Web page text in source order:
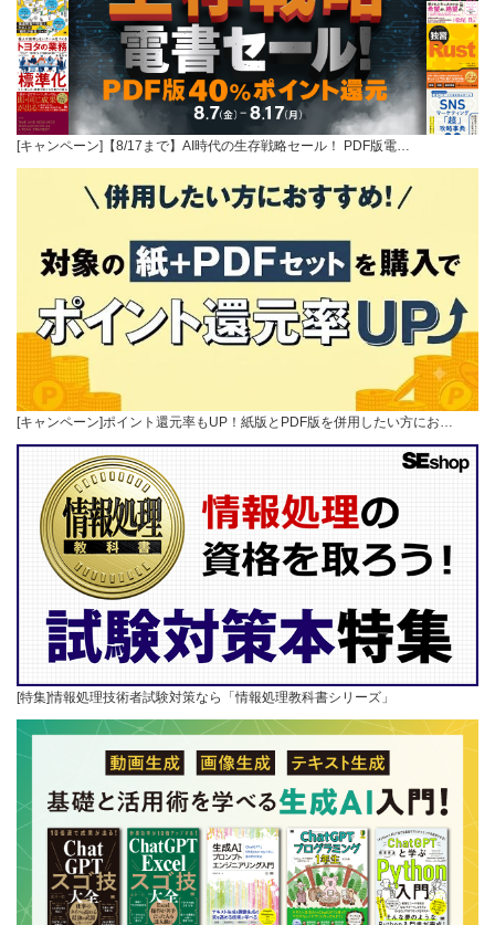
[キャンペーン]【8/17まで】AI時代の生存戦略セール！ PDF版電…
[キャンペーン]ポイント還元率もUP！紙版とPDF版を併用したい方にお…
[特集]情報処理技術者試験対策なら「情報処理教科書シリーズ」